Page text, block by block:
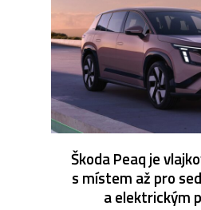
Škoda Peaq je
s místem až pro
a elektrickým